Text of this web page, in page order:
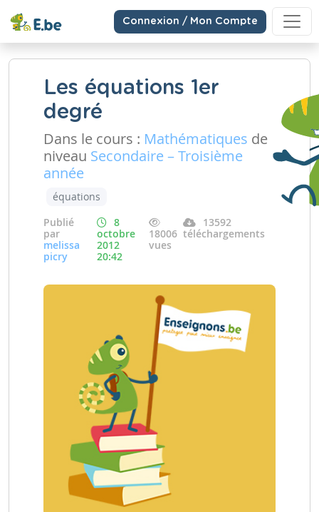
Connexion / Mon Compte
Les équations 1er
degré
Dans le cours : Mathématiques de
niveau Secondaire – Troisième
année
équations
Publié
par
melissa
picry
8
octobre
2012
20:42
18006
vues
13592
téléchargements